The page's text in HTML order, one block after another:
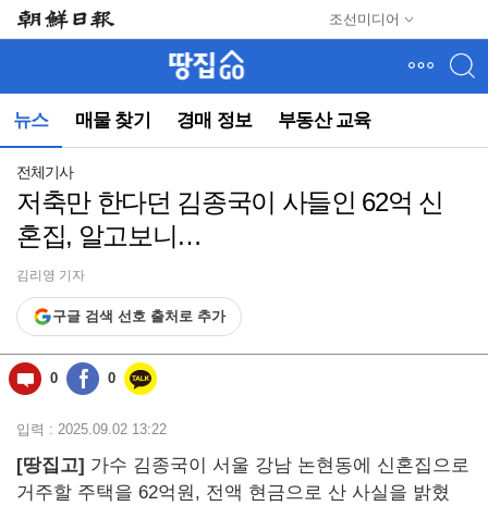
조선미디어
뉴스 매물 찾기 경매 정보 부동산 교육
뉴
(컨
동)
전체기사
저축만 한다던 김종국이 사들인 62억 신
혼집, 알고보니…
김리영 기자
구글 검색 선호 출처로 추가
0 0
입력 : 2025.09.02 13:22
[땅집고] 가수 김종국이 서울 강남 논현동에 신혼집으로
거주할 주택을 62억원, 전액 현금으로 산 사실을 밝혔